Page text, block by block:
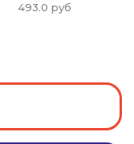
493.0 руб